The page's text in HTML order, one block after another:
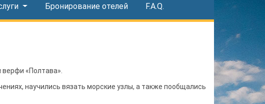
Бронирование отелей F.A.Q.
«Полтава».
научились вязать морские узлы, а также пообщались